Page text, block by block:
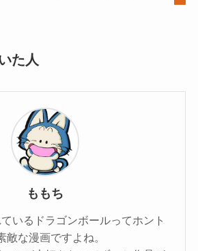
た人
ももち
いるドラゴンボールってホント
敵な漫画ですよね。